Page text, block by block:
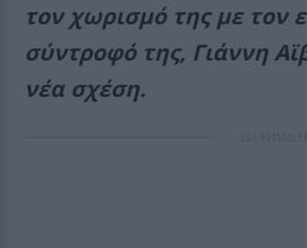
τον χωρισμό της με τον
σύντροφό της, Γιάννη
νέα σχέση.